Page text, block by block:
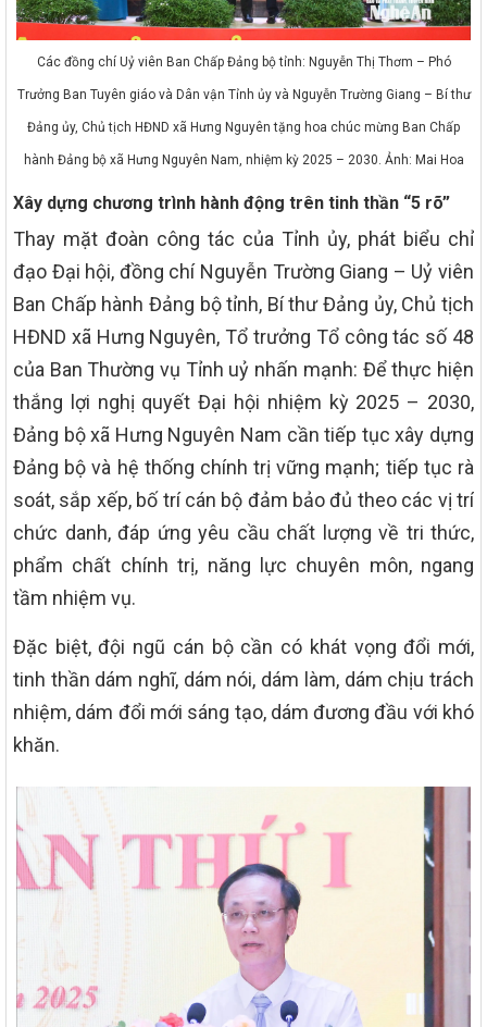
Các đồng chí Uỷ viên Ban Chấp Đảng bộ tỉnh: Nguyễn Thị Thơm – Phó
Trưởng Ban Tuyên giáo và Dân vận Tỉnh ủy và Nguyễn Trường Giang – Bí thư
Đảng ủy, Chủ tịch HĐND xã Hưng Nguyên tặng hoa chúc mừng Ban Chấp
hành Đảng bộ xã Hưng Nguyên Nam, nhiệm kỳ 2025 – 2030. Ảnh: Mai Hoa
Xây dựng chương trình hành động trên tinh thần “5 rõ”
Thay mặt đoàn công tác của Tỉnh ủy, phát biểu chỉ
đạo Đại hội, đồng chí Nguyễn Trường Giang – Uỷ viên
Ban Chấp hành Đảng bộ tỉnh, Bí thư Đảng ủy, Chủ tịch
HĐND xã Hưng Nguyên, Tổ trưởng Tổ công tác số 48
của Ban Thường vụ Tỉnh uỷ nhấn mạnh: Để thực hiện
thắng lợi nghị quyết Đại hội nhiệm kỳ 2025 – 2030,
Đảng bộ xã Hưng Nguyên Nam cần tiếp tục xây dựng
Đảng bộ và hệ thống chính trị vững mạnh; tiếp tục rà
soát, sắp xếp, bố trí cán bộ đảm bảo đủ theo các vị trí
chức danh, đáp ứng yêu cầu chất lượng về tri thức,
phẩm chất chính trị, năng lực chuyên môn, ngang
tầm nhiệm vụ.
Đặc biệt, đội ngũ cán bộ cần có khát vọng đổi mới,
tinh thần dám nghĩ, dám nói, dám làm, dám chịu trách
nhiệm, dám đổi mới sáng tạo, dám đương đầu với khó
khăn.